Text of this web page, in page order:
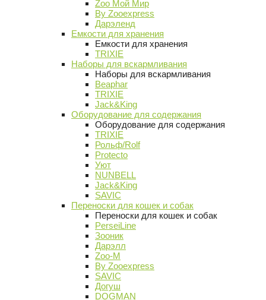
Zoo Мой Мир
By Zooexpress
Дарэленд
Емкости для хранения
Емкости для хранения
TRIXIE
Наборы для вскармливания
Наборы для вскармливания
Beaphar
TRIXIE
Jack&King
Оборудование для содержания
Оборудование для содержания
TRIXIE
Рольф/Rolf
Protecto
Уют
NUNBELL
Jack&King
SAVIC
Переноски для кошек и собак
Переноски для кошек и собак
PerseiLine
Зооник
Дарэлл
Zoo-M
By Zooexpress
SAVIC
Догуш
DOGMAN